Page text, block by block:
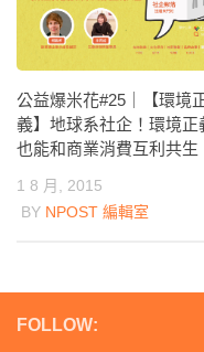
公益爆米花#25｜【環境
義】地球系社企！環境正
也能和商業消費互利共生
1 8 月, 2015
BY NPOST 編輯室
FOLLOW: